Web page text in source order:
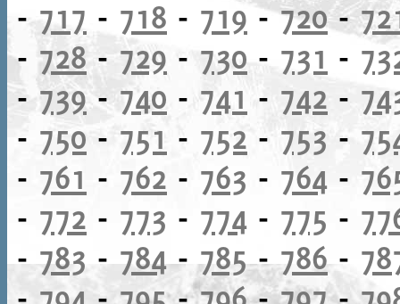
-717 - 718 - 719-720-
- 728 -729 - 730 - 731 -
-739-740 - 741 - 742 -
- 750 - 751 - 752 - 753 -
- 761 - 762 - 763 - 764 -
- 772 - 773 - 774 - 775 -
-783 -784-785-786-